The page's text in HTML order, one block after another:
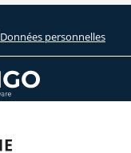
Données personnelles